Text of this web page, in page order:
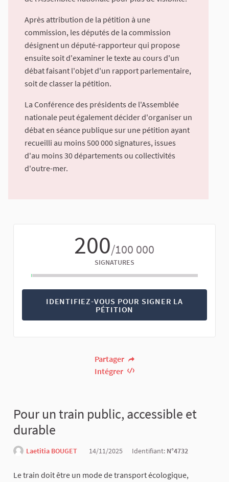
Après attribution de la pétition à une
commission, les députés de la commission
désignent un député-rapporteur qui propose
ensuite soit d'examiner le texte au cours d'un
débat faisant l'objet d'un rapport parlementaire,
soit de classer la pétition.
La Conférence des présidents de l'Assemblée
nationale peut également décider d'organiser un
débat en séance publique sur une pétition ayant
recueilli au moins 500 000 signatures, issues
d'au moins 30 départements ou collectivités
d'outre-mer.
200/100 000
SIGNATURES
IDENTIFIEZ-VOUS POUR SIGNER LA
PÉTITION
Partager
Intégrer
Pour un train public, accessible et
durable
Laetitia BOUGET 14/11/2025 Identifiant: N°4732
Le train doit être un mode de transport écologique,